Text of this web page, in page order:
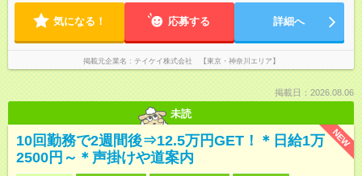
気になる！ 応募する 詳細へ
掲載元企業名 テイケイ株式会社 【東京・神奈川エリア】
掲載日：2026.08.06
未読
NEW
10回勤務で2週間後⇒12.5万円GET！＊日給1万
2500円～＊声掛けや道案内